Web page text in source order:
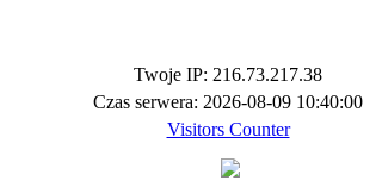
Twoje IP: 216.73.217.38
Czas serwera: 2026-08-09 10:40:00
Visitors Counter